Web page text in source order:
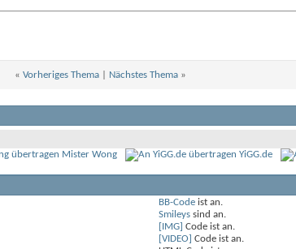
« Vorheriges Thema| Nächstes Thema »
Mister Wong YiGG.de
BB-Codeist an.
Smileyssind an.
[IMG] Code ist an.
[VIDEO] Code ist an.